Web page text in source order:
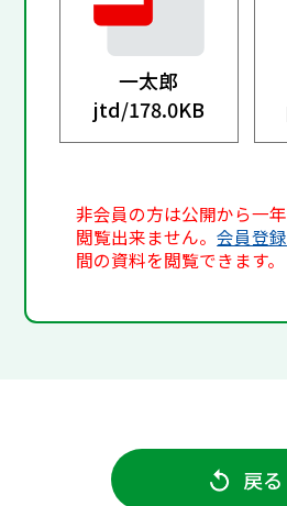
一太郎
jtd/178.0KB
非会員の方は公開から一
閲覧出来ません。会員登録
間の資料を閲覧できます。
戻る